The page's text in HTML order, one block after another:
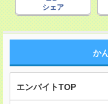
シェア
か
エンバイトTOP